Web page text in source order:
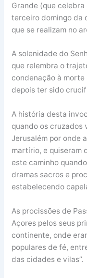
Grande (que
terceiro domingo da
que se realizam no
A solenidade do
que relembra o
condenação à
depois ter sido
A história desta
quando os cruzados
Jerusalém por onde
martírio, e quiseram
este caminho
dramas sacros e
estabelecendo
As procissões de
Açores pelos seus
continente, onde
populares de fé,
das cidades e vilas”.